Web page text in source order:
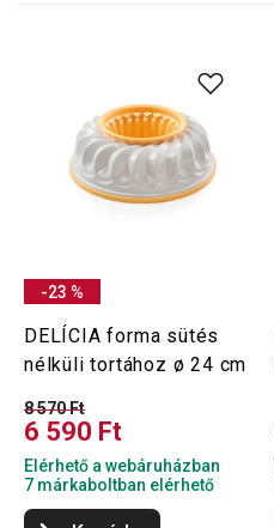
-23 %
DELÍCIA forma sütés
nélküli tortához ø 24 cm
8 570 Ft
6 590 Ft
Elérhető a webáruházban
7 márkaboltban elérhető